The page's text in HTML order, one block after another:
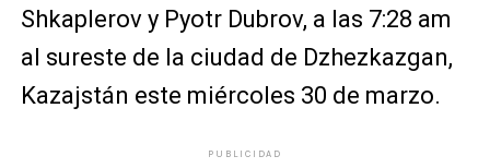
Shkaplerov y Pyotr Dubrov, a las 7:28 am
al sureste de la ciudad de Dzhezkazgan,
Kazajstán este miércoles 30 de marzo.
PUBLICIDAD